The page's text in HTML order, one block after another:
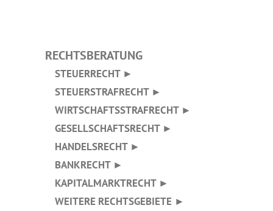
RECHTSBERATUNG
STEUERRECHT ►
STEUERSTRAFRECHT ►
WIRTSCHAFTSSTRAFRECHT ►
GESELLSCHAFTSRECHT ►
HANDELSRECHT ►
BANKRECHT ►
KAPITALMARKTRECHT ►
WEITERE RECHTSGEBIETE ►